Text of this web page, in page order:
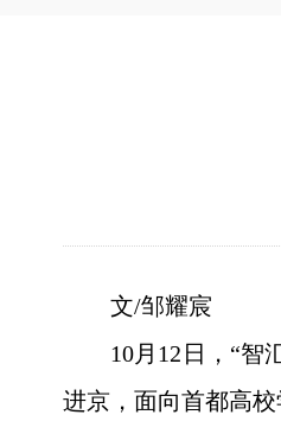
文/邹耀宸
10月12日，“智
进京，面向首都高